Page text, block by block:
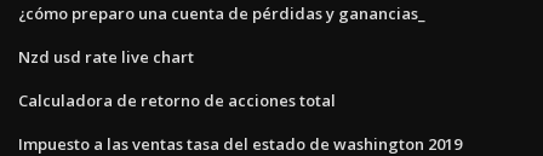
¿cómo preparo una cuenta de pérdidas y ganancias_
Nzd usd rate live chart
Calculadora de retorno de acciones total
Impuesto a las ventas tasa del estado de washington 2019